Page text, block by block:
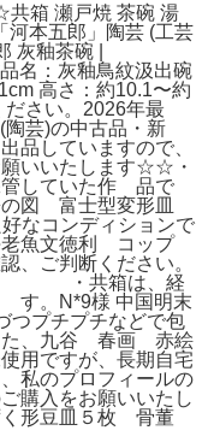
箱 瀬戸焼 茶碗 湯
河本五郎」陶芸 (工芸
灰釉茶碗 |
名：灰釉鳥紋汲出碗
高さ：約10.1〜約
さい。2026年最
陶芸)の中古品・新
品していますので、
いいたします☆☆・
管していた作 品で
図 富士型変形皿
なコンディションで
魚文徳利 コップ
、ご判断ください。
。 ・共箱は、経
す。N*9様 中国明末
つプチプチなどで包
た、九谷 春画 赤絵
用ですが、長期自宅
私のプロフィールの
購入をお願いいたし
形豆皿５枚 骨董